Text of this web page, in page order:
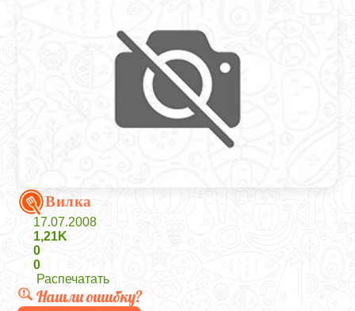
Вилка
17.07.2008
1,21K
0
0
Распечатать
Нашли ошибку?